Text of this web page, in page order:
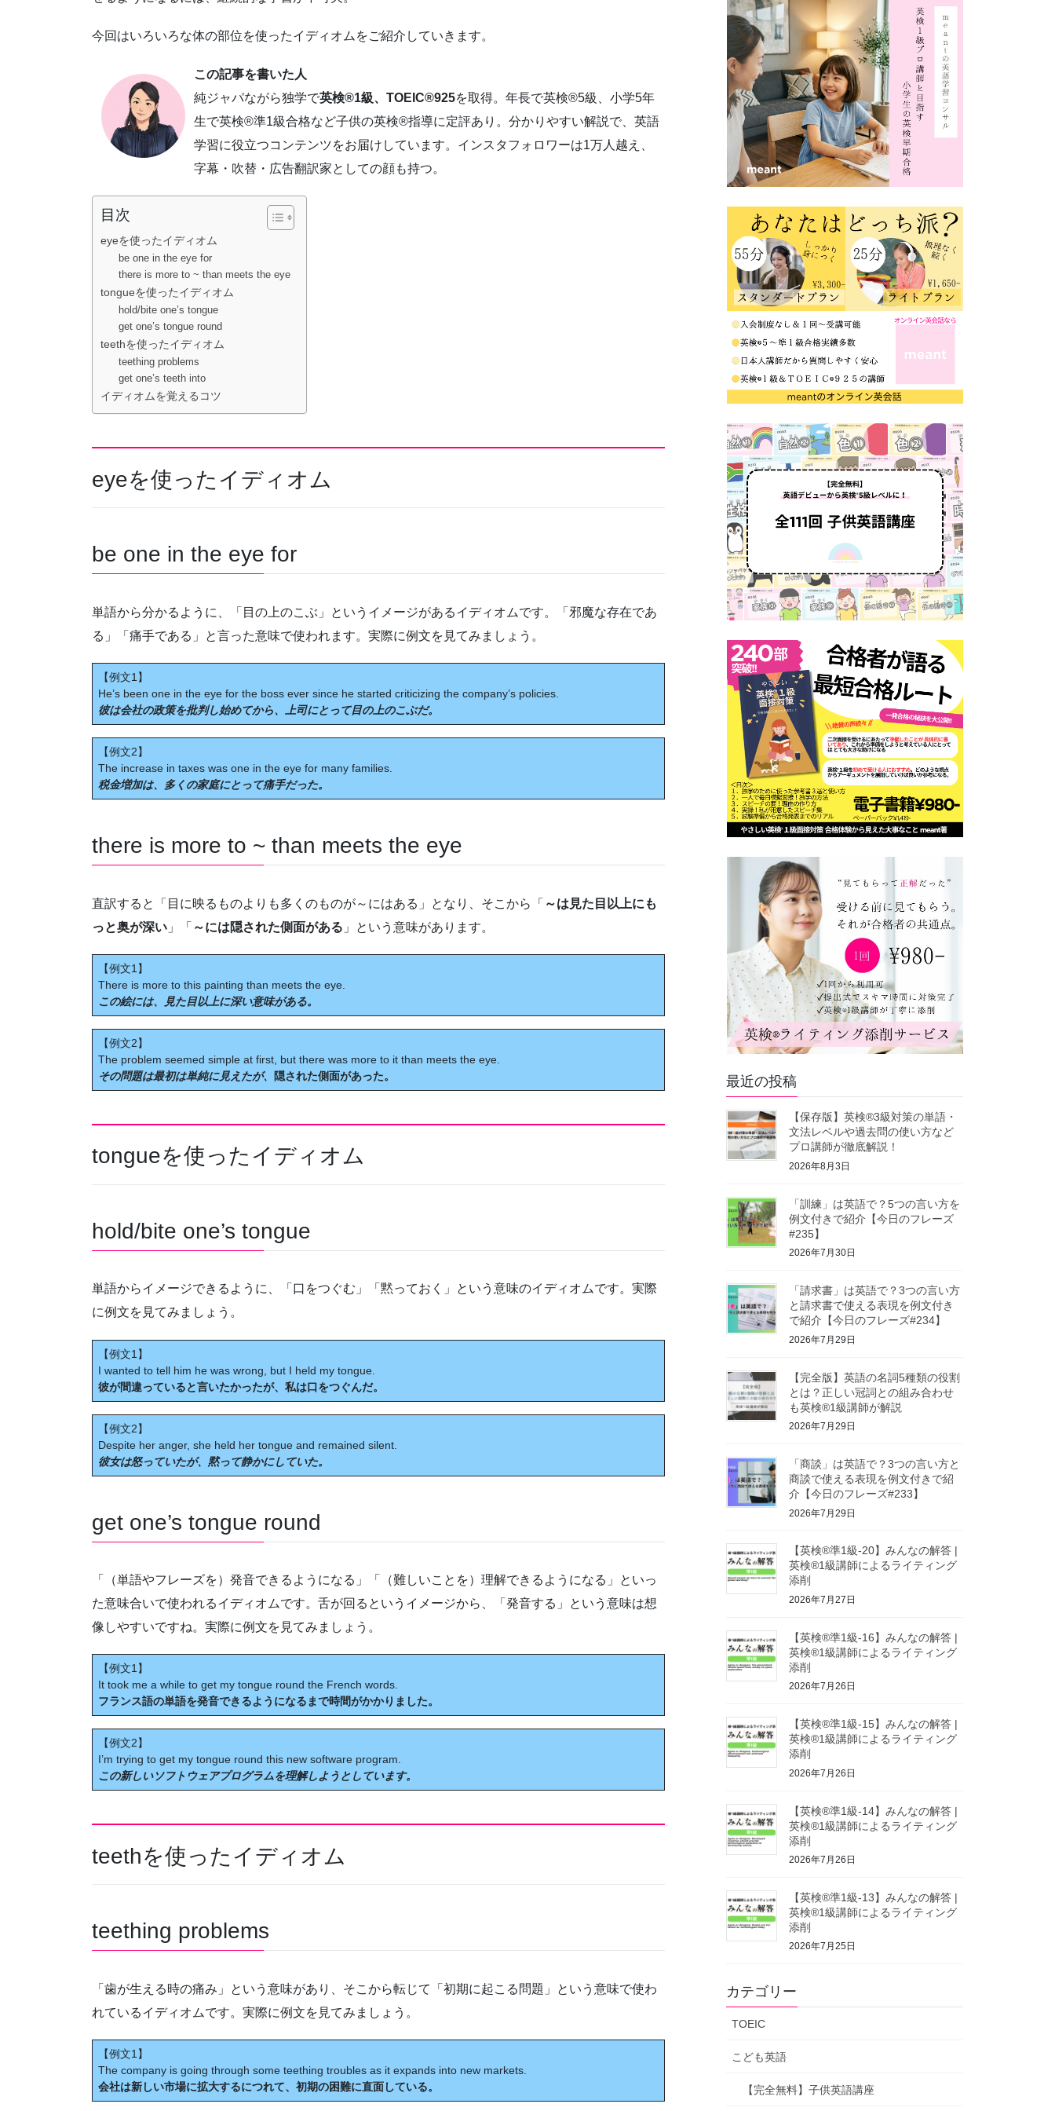
今回はいろいろな体の部位を使ったイディオムをご紹介していきます。
この記事を書いた人
純ジャパながら独学で英検®1級、TOEIC®925を取得。年長で英検®5級、小学5年
生で英検®準1級合格など子供の英検®指導に定評あり。分かりやすい解説で、英語
学習に役立つコンテンツをお届けしています。インスタフォロワーは1万人越え、
字幕・吹替・広告翻訳家としての顔も持つ。
目次
eyeを使ったイディオム
be one in the eye for
there is more to ~ than meets the eye
tongueを使ったイディオム
hold/bite one’s tongue
get one’s tongue round
teethを使ったイディオム
teething problems
get one’s teeth into
イディオムを覚えるコツ
eyeを使ったイディオム
be one in the eye for
単語から分かるように、「目の上のこぶ」というイメージがあるイディオムです。「邪魔な存在であ
る」「痛手である」と言った意味で使われます。実際に例文を見てみましょう。
【例文1】
He’s been one in the eye for the boss ever since he started criticizing the company’s policies.
彼は会社の政策を批判し始めてから、上司にとって目の上のこぶだ。
【例文2】
The increase in taxes was one in the eye for many families.
税金増加は、多くの家庭にとって痛手だった。
there is more to ~ than meets the eye
直訳すると「目に映るものよりも多くのものが～にはある」となり、そこから「 ～は見た目以上にも
っと奥が深い 」「 ～には隠された側面がある 」という意味があります。
【例文1】
There is more to this painting than meets the eye.
この絵には、見た目以上に深い意味がある。
【例文2】
The problem seemed simple at first, but there was more to it than meets the eye.
その問題は最初は単純に見えたが、
隠された側面があった。
tongueを使ったイディオム
hold/bite one’s tongue
単語からイメージできるように、「口をつぐむ」「黙っておく」という意味のイディオムです。実際
に例文を見てみましょう。
【例文1】
I wanted to tell him he was wrong, but I held my tongue.
彼が間違っていると言いたかったが、私は口をつぐんだ。
【例文2】
Despite her anger, she held her tongue and remained silent.
彼女は怒っていたが、黙って静かにしていた。
get one’s tongue round
「（単語やフレーズを）発音できるようになる」「（難しいことを）理解できるようになる」といっ
た意味合いで使われるイディオムです。舌が回るというイメージから、「発音する」という意味は想
像しやすいですね。実際に例文を見てみましょう。
【例文1】
It took me a while to get my tongue round the French words.
フランス語の単語を発音できるようになるまで時間がかかりました。
【例文2】
I’m trying to get my tongue round this new software program.
この新しいソフトウェアプログラムを理解しようとしています。
teethを使ったイディオム
teething problems
「歯が生える時の痛み」という意味があり、そこから転じて「初期に起こる問題」という意味で使わ
れているイディオムです。実際に例文を見てみましょう。
【例文1】
The company is going through some teething troubles as it expands into new markets.
会社は新しい市場に拡大するにつれて、初期の困難に直面している。
最近の投稿
【保存版】英検®3級対策の単語・
文法レベルや過去問の使い方など
プロ講師が徹底解説！
2026年8月3日
「訓練」は英語で？5つの言い方を
例文付きで紹介【今日のフレーズ
#235】
2026年7月30日
「請求書」は英語で？3つの言い方
と請求書で使える表現を例文付き
で紹介【今日のフレーズ#234】
2026年7月29日
【完全版】英語の名詞5種類の役割
とは？正しい冠詞との組み合わせ
も英検®1級講師が解説
2026年7月29日
「商談」は英語で？3つの言い方と
商談で使える表現を例文付きで紹
介【今日のフレーズ#233】
2026年7月29日
【英検®準1級-20】みんなの解答 |
英検®1級講師によるライティング
添削
2026年7月27日
【英検®準1級-16】みんなの解答 |
英検®1級講師によるライティング
添削
2026年7月26日
【英検®準1級-15】みんなの解答 |
英検®1級講師によるライティング
添削
2026年7月26日
【英検®準1級-14】みんなの解答 |
英検®1級講師によるライティング
添削
2026年7月26日
【英検®準1級-13】みんなの解答 |
英検®1級講師によるライティング
添削
2026年7月25日
カテゴリー
TOEIC
こども英語
【完全無料】子供英語講座